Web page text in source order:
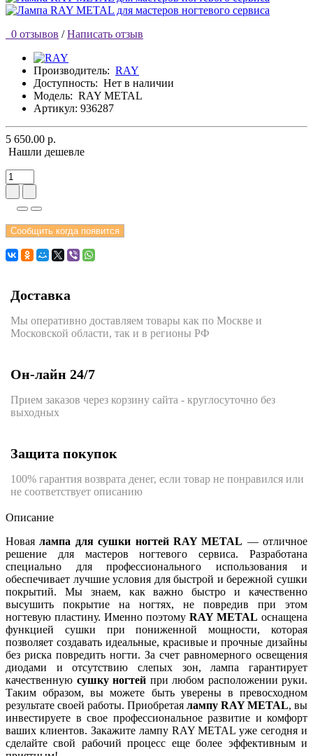
0 отзывов / Написать отзыв
Производитель: RAY
Доступность: Нет в наличии
Модель: RAY METAL
Артикул: 936287
5 650.00 р.
Нашли дешевле
Сообщить когда появится
Доставка
Мы оперативно доставляем товары как по Москве и
Московской области, так и в регионы РФ
Он-лайн 24/7
Прием заказов через корзину сайта - круглосуточно без
выходных
Защита покупок
100% гарантия возврата денег, если товар не понравился или
не соответствует описанию
Описание
Новаялампа для сушки ногтей RAY METAL — отличное
решение для мастеров ногтевого сервиса. Разработана
специально для профессионального использования и
обеспечивает лучшие условия для быстрой и бережной сушки
покрытий. Мы знаем, как важно быстро и качественно
высушить покрытие на ногтях, не повредив при этом
ногтевую пластину. Именно поэтому RAY METAL оснащена
функцией сушки при пониженной мощности, которая
позволяет создавать идеальные, красивые и прочные дизайны
без риска повредить ногти. За счет равномерного освещения
диодами и отсутствию слепых зон, лампа гарантирует
качественную сушку ногтей при любом расположении руки.
Таким образом, вы можете быть уверены в превосходном
результате своей работы. Приобретая лампу RAY METAL, вы
инвестируете в свое профессиональное развитие и комфорт
ваших клиентов. Закажите лампу RAY METAL уже сегодня и
сделайте свой рабочий процесс еще более эффективным и